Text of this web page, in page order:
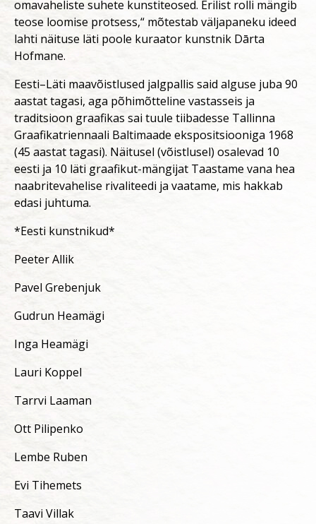
omavaheliste suhete kunstiteosed. Erilist rolli mängib
teose loomise protsess,“ mõtestab väljapaneku ideed
lahti näituse läti poole kuraator kunstnik Dārta
Hofmane.
Eesti–Läti maavõistlused jalgpallis said alguse juba 90
aastat tagasi, aga põhimõtteline vastasseis ja
traditsioon graafikas sai tuule tiibadesse Tallinna
Graafikatriennaali Baltimaade ekspositsiooniga 1968
(45 aastat tagasi). Näitusel (võistlusel) osalevad 10
eesti ja 10 läti graafikut-mängijat Taastame vana hea
naabritevahelise rivaliteedi ja vaatame, mis hakkab
edasi juhtuma.
*Eesti kunstnikud*
Peeter Allik
Pavel Grebenjuk
Gudrun Heamägi
Inga Heamägi
Lauri Koppel
Tarrvi Laaman
Ott Pilipenko
Lembe Ruben
Evi Tihemets
Taavi Villak